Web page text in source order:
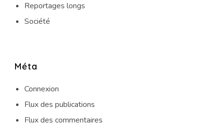
Reportages longs
Société
Méta
Connexion
Flux des publications
Flux des commentaires